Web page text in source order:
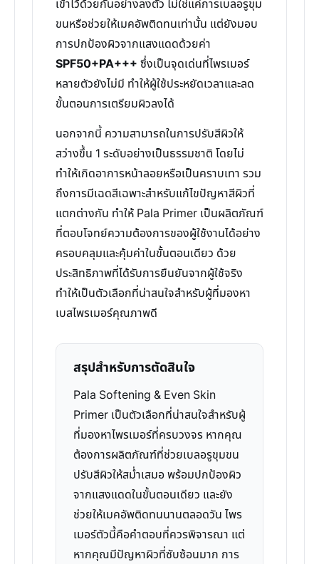
เข้าไว้ด้วยกันอย่างลงตัว ไม่ใช่แค่การเบลอรูขุม
ขนหรือช่วยให้เมคอัพติดทนเท่านั้น แต่ยังมอบ
การปกป้องผิวจากแสงแดดด้วยค่า
SPF50+PA+++ ซึ่งเป็นจุดเด่นที่ไพรเมอร์
หลายตัวยังไม่มี ทำให้ผู้ใช้ประหยัดเวลาและลด
ขั้นตอนการเตรียมผิวลงได้
นอกจากนี้ ความสามารถในการปรับสีผิวให้
สว่างขึ้น 1 ระดับอย่างเป็นธรรมชาติ โดยไม่
ทำให้เกิดอาการหน้าลอยหรือเป็นคราบเทา รวม
ถึงการมีเฉดสีเฉพาะสำหรับแก้ไขปัญหาสีผิวที่
แตกต่างกัน ทำให้ Pala Primer เป็นผลิตภัณฑ์
ที่ตอบโจทย์ความต้องการของผู้ใช้งานได้อย่าง
ครอบคลุมและคุ้มค่าในขั้นตอนเดียว ด้วย
ประสิทธิภาพที่ได้รับการยืนยันจากผู้ใช้จริง
ทำให้เป็นตัวเลือกที่น่าสนใจสำหรับผู้ที่มองหา
เบสไพรเมอร์คุณภาพดี
สรุปสำหรับการตัดสินใจ
Pala Softening & Even Skin
Primer เป็นตัวเลือกที่น่าสนใจสำหรับผู้
ที่มองหาไพรเมอร์ที่ครบวงจร หากคุณ
ต้องการผลิตภัณฑ์ที่ช่วยเบลอรูขุมขน
ปรับสีผิวให้สม่ำเสมอ พร้อมปกป้องผิว
จากแสงแดดในขั้นตอนเดียว และยัง
ช่วยให้เมคอัพติดทนนานตลอดวัน ไพร
เมอร์ตัวนี้คือคำตอบที่ควรพิจารณา แต่
หากคุณมีปัญหาผิวที่ซับซ้อนมาก การ